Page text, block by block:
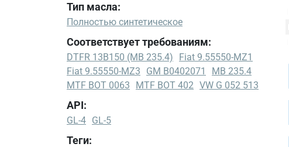
Тип масла:
Полностью синтетическое
Соответствует требованиям:
DTFR 13B150 (MB 235.4)
Fiat 9.55550-MZ1
Fiat 9.55550-MZ3
GM B0402071
MB 235.4
MTF BOT 0063
MTF BOT 402 VW G 052 513
API:
GL-4 GL-5
Теги: